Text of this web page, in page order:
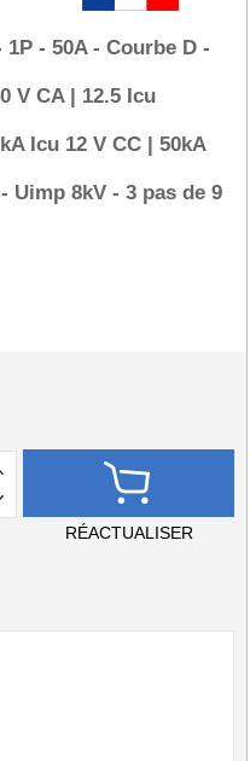
- 50A - Courbe D -
V CA | 12.5 Icu
Icu 12 V CC | 50kA
Uimp 8kV - 3 pas de 9
RÉACTUALISER